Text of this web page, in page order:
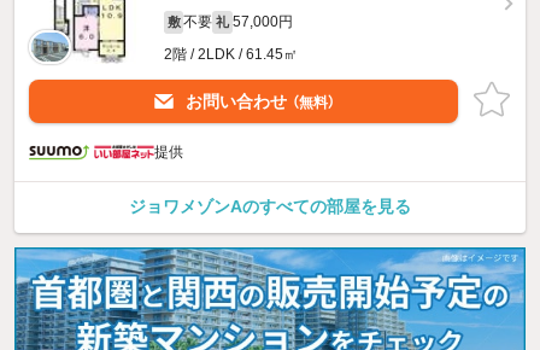
敷 不要 礼 57,000円
2階 / 2LDK / 61.45㎡
お問い合わせ （無料）
提供
ジョワメゾンAのすべての部屋を見る